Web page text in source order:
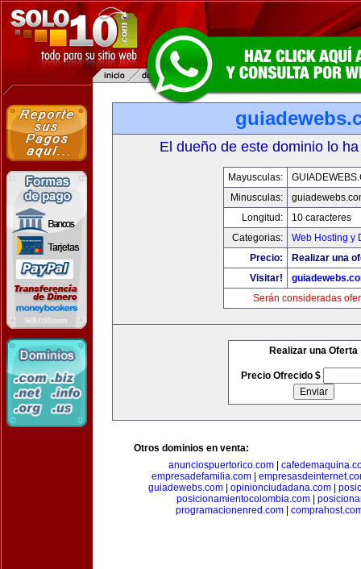
El dueño de este dominio lo
Mayusculas:
Minusculas:
Longitud:
10 caracteres
Categorias:
Web Hosting y
Precio:
Realizar una
Visitar!
Serán consideradas
Realizar una Oferta
Precio Ofrecido $
Otros dominios en venta:
anunciospuertorico.com|
empresadefamilia.com
guiadewebs.com
opinionciudadana.com
posicionamientocolombia.com|
programacionenred.com